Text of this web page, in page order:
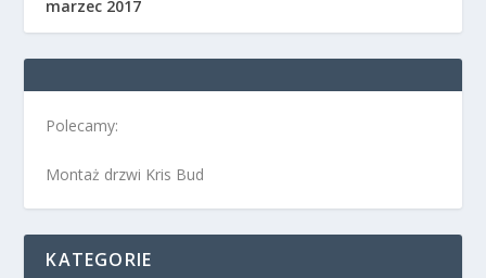
marzec 2017
Polecamy:
Montaż drzwi Kris Bud
KATEGORIE